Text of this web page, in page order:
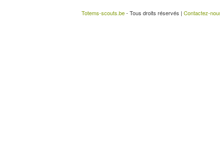
Totems-scouts.be- Tous droits réservés | Contactez-